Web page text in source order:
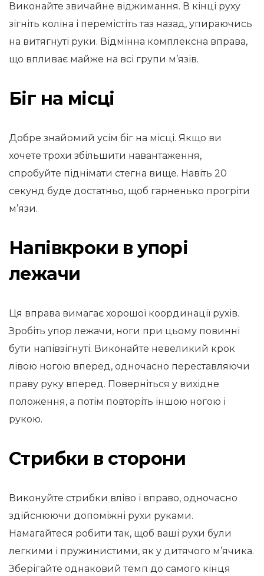
Виконайте звичайне віджимання. В кінці руху
зігніть коліна і перемістіть таз назад, упираючись
на витягнуті руки. Відмінна комплексна вправа,
що впливає майже на всі групи м’язів.
Біг на місці
Добре знайомий усім біг на місці. Якщо ви
хочете трохи збільшити навантаження,
спробуйте піднімати стегна вище. Навіть 20
секунд буде достатньо, щоб гарненько прогріти
м’язи.
Напівкроки в упорі
лежачи
Ця вправа вимагає хорошої координації рухів.
Зробіть упор лежачи, ноги при цьому повинні
бути напівзігнуті. Виконайте невеликий крок
лівою ногою вперед, одночасно переставляючи
праву руку вперед. Поверніться у вихідне
положення, а потім повторіть іншою ногою і
рукою.
Стрибки в сторони
Виконуйте стрибки вліво і вправо, одночасно
здійснюючи допоміжні рухи руками.
Намагайтеся робити так, щоб ваші рухи були
легкими і пружинистими, як у дитячого м’ячика.
Зберігайте однаковий темп до самого кінця